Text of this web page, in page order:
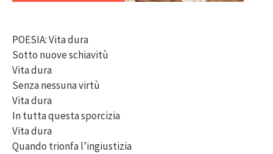
POESIA: Vita dura
Sotto nuove schiavitù
Vita dura
Senza nessuna virtù
Vita dura
In tutta questa sporcizia
Vita dura
Quando trionfa l’ingiustizia